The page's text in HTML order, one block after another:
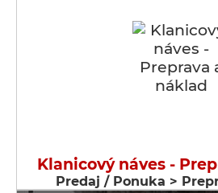
Klanicový náves -
Predaj / Ponuka >